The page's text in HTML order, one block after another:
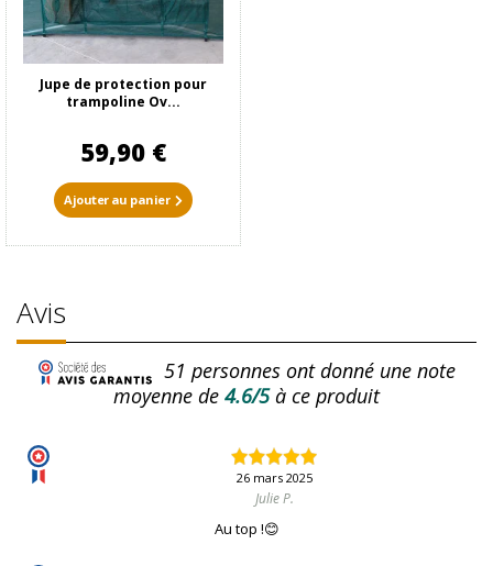
Jupe de protection pour
trampoline Ov...
59,90 €
Ajouter au panier
Avis
51 personnes ont donné une note
moyenne de 4.6/5à ce produit
26 mars 2025
Julie P.
Au top !😊